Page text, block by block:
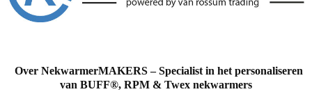
Over NekwarmerMAKERS – Specialist in het personaliseren
van BUFF®, RPM & Twex nekwarmers